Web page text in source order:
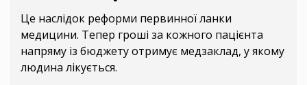
Це наслідок реформи первинної ланки
медицини. Тепер гроші за кожного пацієнта
напряму із бюджету отримує медзаклад, у якому
людина лікується.